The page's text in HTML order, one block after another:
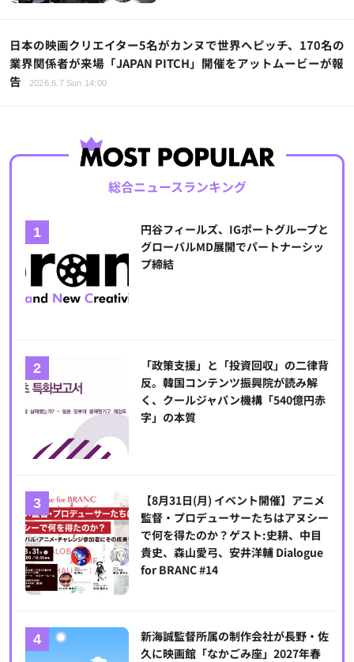
日本の映画クリエイター5名がカンヌで世界へピッチ、170名の
業界関係者が来場「JAPAN PITCH」開催をアットムービーが報
告
2026.6.7 Sun 14:00
総合ニュースランキング
円谷フィールズ、IGポートグループと
グローバルMD展開でパートナーシッ
プ締結
「政策支援」と「投資回収」の二律背
反。韓国コンテンツ振興院が読み解
く、クールジャパン機構「540億円赤
字」の本質
【8月31日(月) イベント開催】アニメ
監督・プロデューサーたちはアヌシー
で何を得たのか？ゲスト:史耕、中目
貴史、森山愛弓、安井洋輔 Dialogue
for BRANC #14
新海誠監督所属の制作会社が長野・佐
久に映画館「なかごみ座」2027年春